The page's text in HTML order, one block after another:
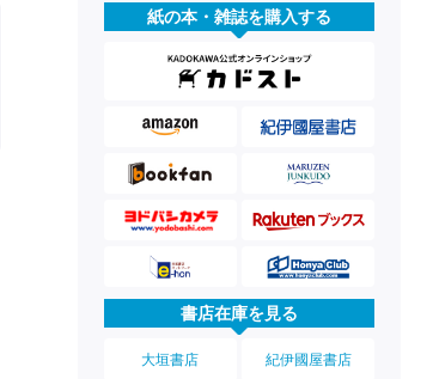
紙の本・雑誌を購入する
書店在庫を見る
大垣書店 紀伊國屋書店